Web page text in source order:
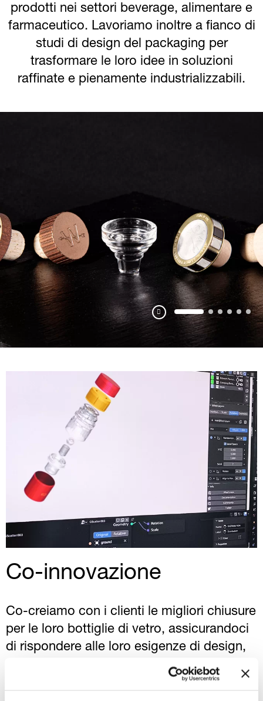
prodotti nei settori beverage, alimentare e
farmaceutico. Lavoriamo inoltre a fianco di
studi di design del packaging per
trasformare le loro idee in soluzioni
raffinate e pienamente industrializzabili.
Pausa
Co-innovazione
Co-creiamo con i clienti le migliori chiusure
per le loro bottiglie di vetro, assicurandoci
di rispondere alle loro esigenze di design,
sostenibilità e funzionalità in ogni fase. Il
nostro punto di forza è supportare,